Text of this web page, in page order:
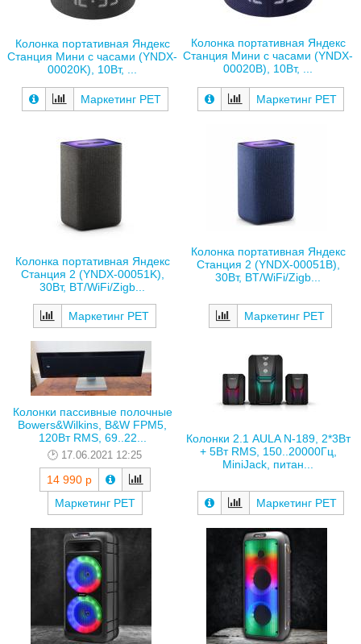
Колонка портативная Яндекс
Станция Мини с часами (YNDX-
00020K), 10Вт, ...
Маркетинг РЕТ
Колонка портативная Яндекс
Станция Мини с часами (YNDX-
00020B), 10Вт, ...
Маркетинг РЕТ
Колонка портативная Яндекс
Станция 2 (YNDX-00051K),
30Вт, BT/WiFi/Zigb...
Маркетинг РЕТ
Колонка портативная Яндекс
Станция 2 (YNDX-00051B),
30Вт, BT/WiFi/Zigb...
Маркетинг РЕТ
Колонки пассивные полочные
Bowers&Wilkins, B&W FPM5,
120Вт RMS, 69..22...
17.06.2021 12:25
14 990 р
Маркетинг РЕТ
Колонки 2.1 AULA N-189, 2*3Вт
+ 5Вт RMS, 150..20000Гц,
MiniJack, питан...
Маркетинг РЕТ